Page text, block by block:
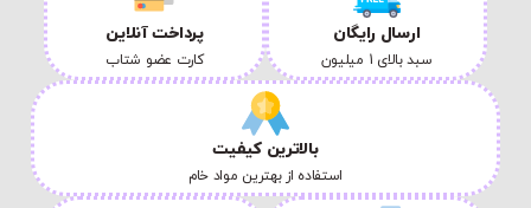
ارسال رایگان
سبد بالای 1 میلیون
پرداخت آنلاین
کارت عضو شتاب
بالاترین کیفیت
استفاده از بهترین مواد خام